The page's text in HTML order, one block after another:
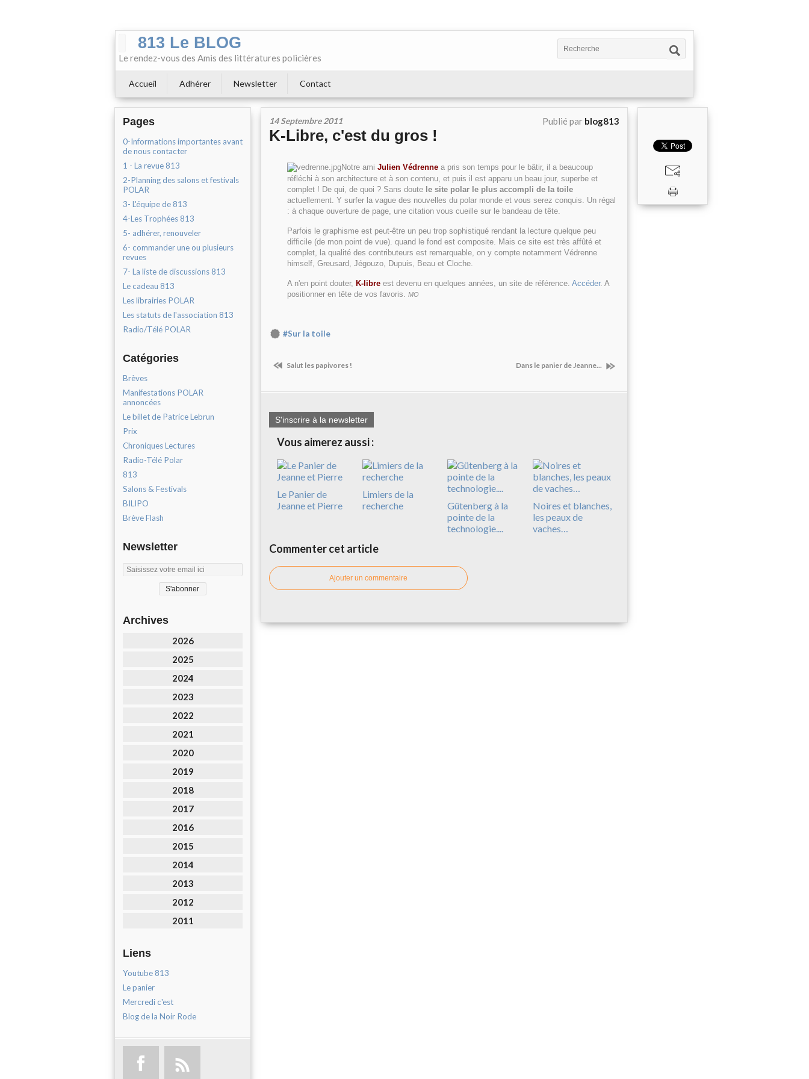
813 Le BLOG
Le rendez-vous des Amis des littératures policières
Accueil Adhérer Newsletter Contact
Pages
0-Informations importantes avant
de nous contacter
1 - La revue 813
2-Planning des salons et festivals
POLAR
3- L'équipe de 813
4-Les Trophées 813
5- adhérer, renouveler
6- commander une ou plusieurs
revues
7- La liste de discussions 813
Le cadeau 813
Les librairies POLAR
Les statuts de l'association 813
Radio/Télé POLAR
Catégories
Brèves
Manifestations POLAR
annoncées
Le billet de Patrice Lebrun
Prix
Chroniques Lectures
Radio-Télé Polar
813
Salons & Festivals
BILIPO
Brève Flash
Newsletter
Archives
2026
2025
2024
2023
2022
2021
2020
2019
2018
2017
2016
2015
2014
2013
2012
2011
Liens
Youtube 813
Le panier
Mercredi c'est
Blog de la Noir Rode
14 Septembre 2011 Publié par blog813
K-Libre, c'est du gros !
Notre ami Julien Védrenne a pris son temps pour le bâtir, il a beaucoup
réfléchi à son architecture et à son contenu, et puis il est apparu un beau jour, superbe et
complet ! De qui, de quoi ? Sans doute le site polar le plus accompli de la toile
actuellement. Y surfer la vague des nouvelles du polar monde et vous serez conquis. Un régal
: à chaque ouverture de page, une citation vous cueille sur le bandeau de tête.
Parfois le graphisme est peut-être un peu trop sophistiqué rendant la lecture quelque peu
difficile (de mon point de vue). quand le fond est composite. Mais ce site est très affûté et
complet, la qualité des contributeurs est remarquable, on y compte notamment Védrenne
himself, Greusard, Jégouzo, Dupuis, Beau et Cloche.
A n'en point douter, K-libre est devenu en quelques années, un site de référence. Accéder. A
positionner en tête de vos favoris. MO
#Sur la toile
Salut les papivores ! Dans le panier de Jeanne...
S'inscrire à la newsletter
Vous aimerez aussi :
Le Panier de
Jeanne et Pierre
Limiers de la
recherche
Gütenberg à la
pointe de la
technologie....
Noires et blanches,
les peaux de
vaches…
Commenter cet article
Ajouter un commentaire